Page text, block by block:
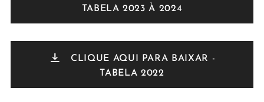
TABELA 2023 À 2024
CLIQUE AQUI PARA BAIXAR -
TABELA 2022